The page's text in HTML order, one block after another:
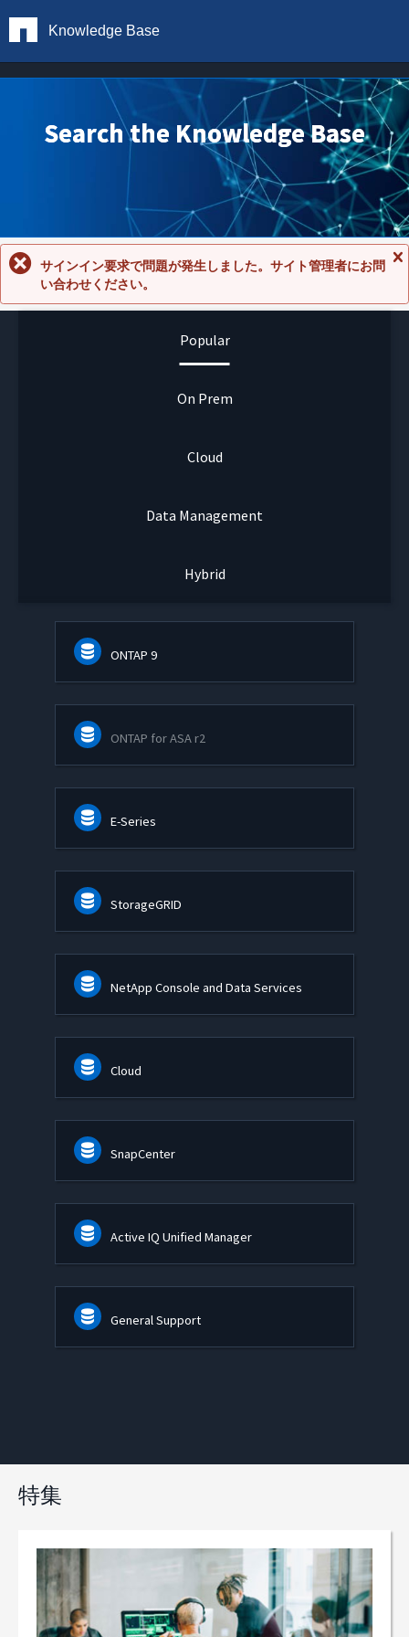
Knowledge Base
Search the Knowledge Base
セ
サインイン要求で問題が発生しました。サイト管理者にお問
い合わせください。
Popular
On Prem
Cloud
Data Management
Hybrid
ONTAP 9
ONTAP for ASA r2
E-Series
StorageGRID
NetApp Console and Data Services
Cloud
SnapCenter
Active IQ Unified Manager
General Support
特集